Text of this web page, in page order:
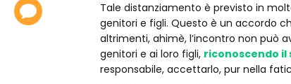
Tale distanziamento è previsto in
genitori e figli. Questo è un accordo
altrimenti, ahimè, l’incontro non può
genitori e ai loro figli, riconoscendo il
responsabile, accettarlo, pur nella